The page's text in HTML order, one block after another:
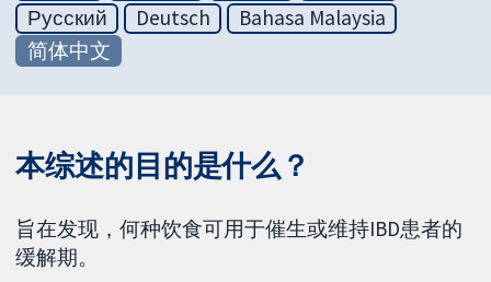
Русский
Deutsch
Bahasa Malaysia
简体中文
本综述的目的是什么？
旨在发现，何种饮食可用于催生或维持IBD患者的
缓解期。